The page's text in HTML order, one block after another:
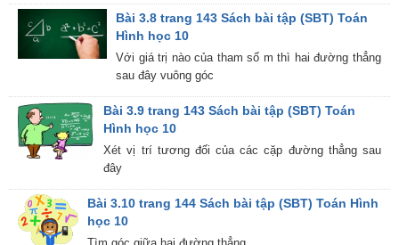
Bài 3.8 trang 143 Sách bài tập (SBT) Toán
Hình học 10
Với giá trị nào của tham số m thì hai đường thẳng
sau đây vuông góc
Bài 3.9 trang 143 Sách bài tập (SBT) Toán
Hình học 10
Xét vị trí tương đối của các cặp đường thẳng sau
đây
Bài 3.10 trang 144 Sách bài tập (SBT) Toán Hình
học 10